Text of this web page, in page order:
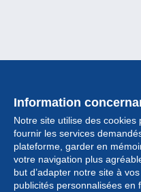
Information
Notre site utilise des
fournir les services
plateforme, garder en
votre navigation plus
but d’adapter notre site à
publicités personnalisées en
Collection